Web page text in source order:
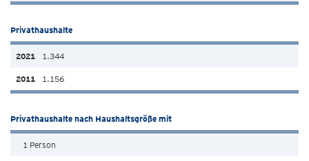
Privathaushalte
1.344
1.156
Privathaushalte nach Haushaltsgröße mit
1 Person